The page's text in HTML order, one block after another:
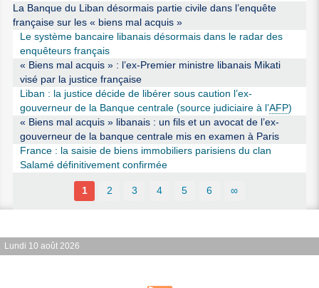
La Banque du Liban désormais partie civile dans l’enquête
française sur les « biens mal acquis »
Le système bancaire libanais désormais dans le radar des
enquêteurs français
« Biens mal acquis » : l’ex-Premier ministre libanais Mikati
visé par la justice française
Liban : la justice décide de libérer sous caution l’ex-
gouverneur de la Banque centrale (source judiciaire à l’AFP)
« Biens mal acquis » libanais : un fils et un avocat de l’ex-
gouverneur de la banque centrale mis en examen à Paris
France : la saisie de biens immobiliers parisiens du clan
Salamé définitivement confirmée
1 2 3 4 5 6 ∞
Lundi 10 août 2026